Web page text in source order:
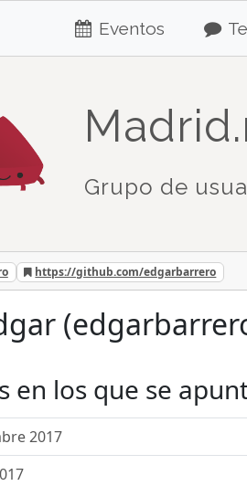
Eventos
Grupo de
https://github.com/edgarbarrero
en los que se
2017